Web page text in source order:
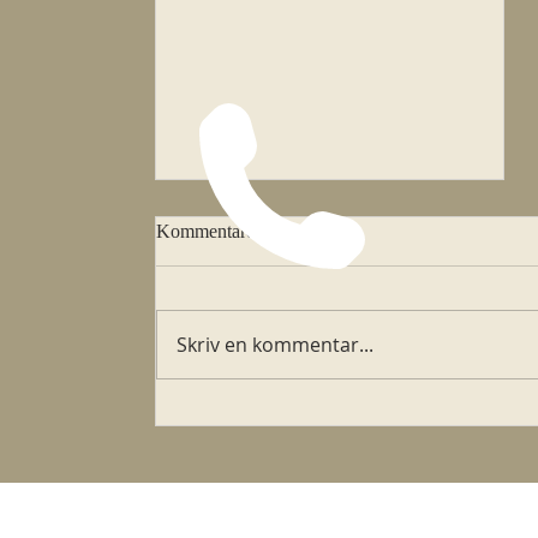
Mässtider vecka 32
Måndag kl 18.00 Tisdag kl
Kommentarer
Skriv en kommentar...